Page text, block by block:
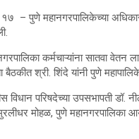
– पुणे महानगरपालिकेच्या
कर्मचाऱ्यांना सातवा वेतन
बैठकीत श्री. शिंदे यांनी पुणे
विधान परिषदेच्या उपसभापती डॉ.
मोहळ, पुणे